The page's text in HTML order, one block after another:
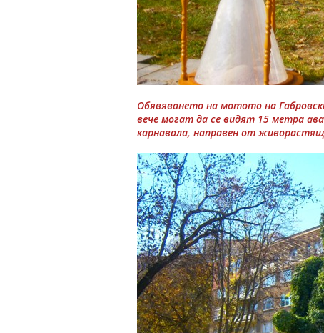
Обявяването на мотото на
вече могат да се видят 15 метра
карнавала, направен от